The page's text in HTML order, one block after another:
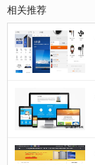
相关推荐